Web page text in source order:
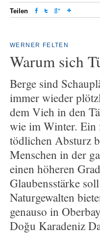
Teilen
WERNER FELTEN
Warum sich
Berge sind
immer wieder
dem Vieh in den
wie im Winter. Ein
tödlichen Absturz
Menschen in der
einen höheren
Glaubensstärke
Naturgewalten
genauso in
Doğu Karadeniz